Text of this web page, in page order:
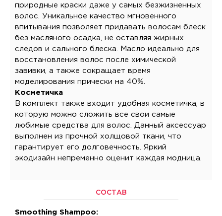
природные краски даже у самых безжизненных
волос. Уникальное качество мгновенного
впитывания позволяет придавать волосам блеск
без масляного осадка, не оставляя жирных
следов и сального блеска. Масло идеально для
восстановления волос после химической
завивки, а также сокращает время
моделирования прически на 40%.
Косметичка
В комплект также входит удобная косметичка, в
которую можно сложить все свои самые
любимые средства для волос. Данный аксессуар
выполнен из прочной холщовой ткани, что
гарантирует его долговечность. Яркий
экодизайн непременно оценит каждая модница.
СОСТАВ
Smoothing Shampoo: